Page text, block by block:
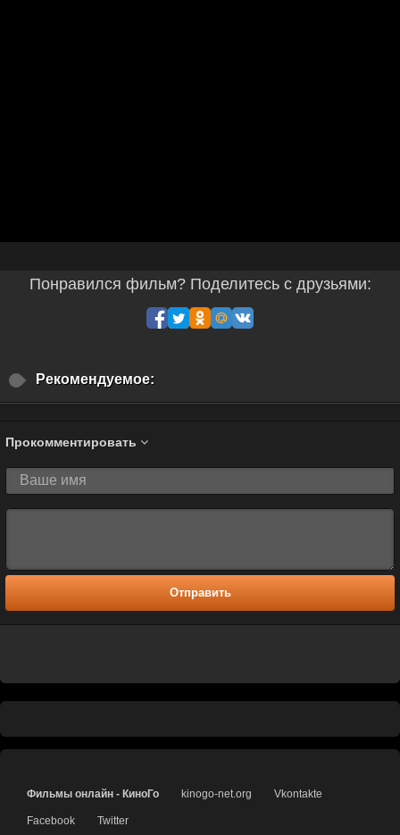
Понравился фильм? Поделитесь с друзьями:
Рекомендуемое:
Прокомментировать
Отправить
Фильмы онлайн - КиноГо kinogo-net.org Vkontakte
Facebook Twitter